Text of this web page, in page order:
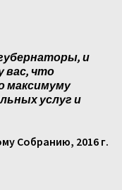
и
вас, что
максимуму
услуг и
Собранию, 2016 г.